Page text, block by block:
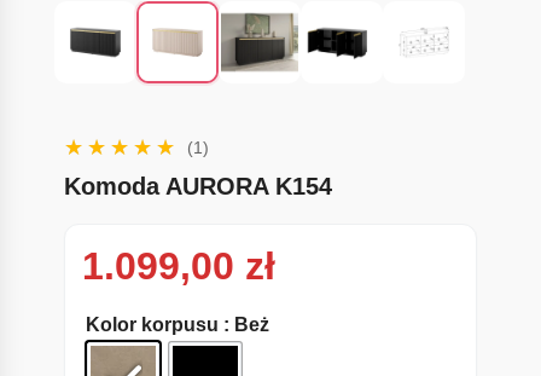
(1)
Komoda AURORA K154
1.099,00 zł
Kolor korpusu : Beż